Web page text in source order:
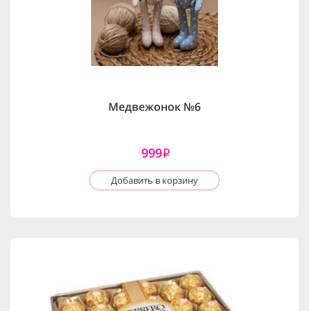
Медвежонок №6
999i
Добавить в корзину